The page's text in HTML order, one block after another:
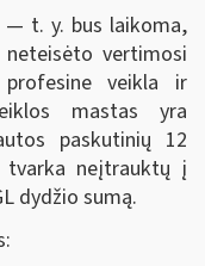
— t. y. bus laikoma,
vertimosi
veikla ir
mastas yra
paskutinių 12
tvarka neįtrauktų į
dydžio sumą.